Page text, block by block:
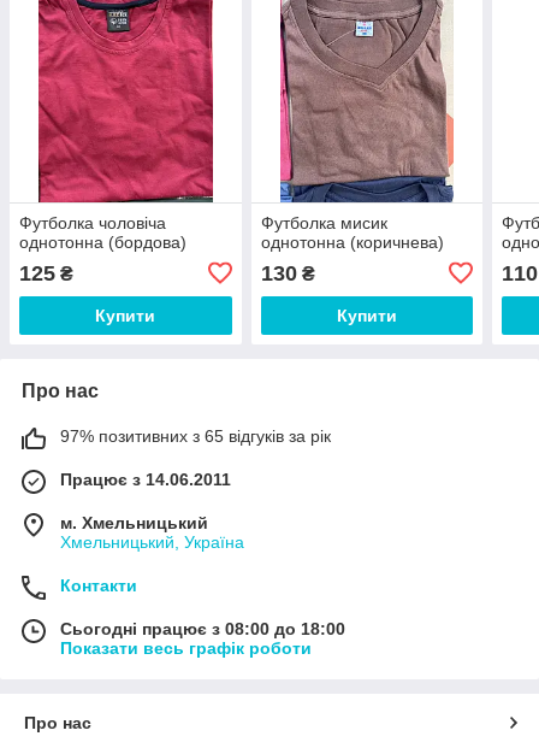
Футболка чоловіча
однотонна (бордова)
125 ₴
Купити
Футболка мисик
однотонна (коричнева)
130₴
Купити
110
Про нас
97% позитивних з 65 відгуків за рік
Працює з 14.06.2011
м. Хмельницький
Хмельницький, Україна
Контакти
Сьогодні працює з 08:00 до 18:00
Показати весь графік роботи
Про нас